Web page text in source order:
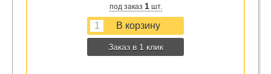
под заказ 1шт.
Заказ в 1 клик